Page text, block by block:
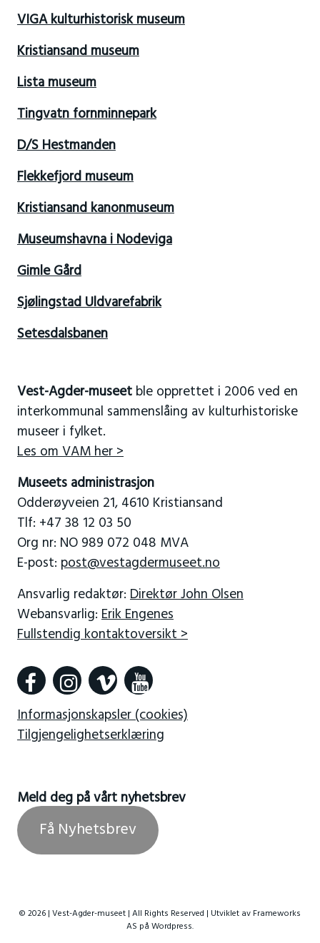
VIGA kulturhistorisk museum
Kristiansand museum
Lista museum
Tingvatn fornminnepark
D/S Hestmanden
Flekkefjord museum
Kristiansand kanonmuseum
Museumshavna i Nodeviga
Gimle Gård
Sjølingstad Uldvarefabrik
Setesdalsbanen
Vest-Agder-museetble opprettet i 2006 ved en
interkommunal sammenslåing av kulturhistoriske
museer i fylket.
Les om VAM her >
Museets administrasjon
Odderøyveien 21, 4610 Kristiansand
Tlf: +47 38 12 03 50
Org nr: NO 989 072 048 MVA
E-post: post@vestagdermuseet.no
Ansvarlig redaktør: Direktør John Olsen
Webansvarlig: Erik Engenes
Fullstendig kontaktoversikt >
Informasjonskapsler (cookies)
Tilgjengelighetserklæring
Meld deg på vårt nyhetsbrev
Få Nyhetsbrev
© 2026 | Vest-Agder-museet | All Rights Reserved | Utviklet av Frameworks
AS på Wordpress.